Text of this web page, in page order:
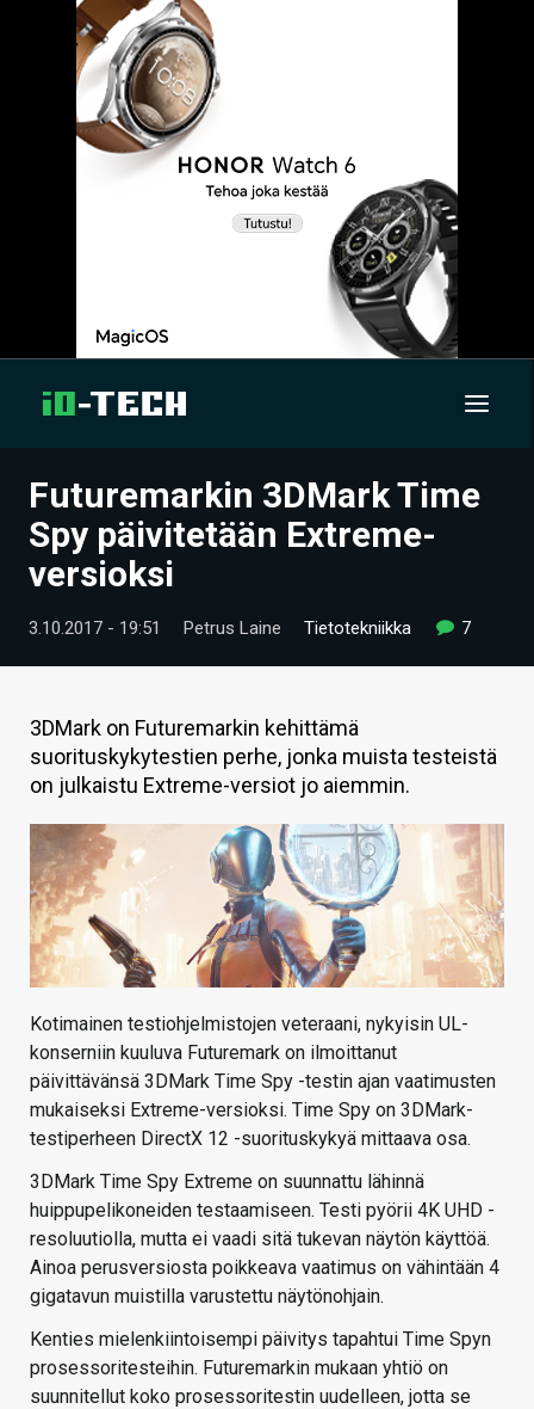
UUTISET
ARTIKKELIT
VIDEOT
TECHBBS
TIETOA
HINTA.FI
VAIHDA TEEMA
HAKU
Futuremarkin 3DMark Time
Spy päivitetään Extreme-
versioksi
3.10.2017 - 19:51 Petrus Laine Tietotekniikka 7
3DMark on Futuremarkin kehittämä
suorituskykytestien perhe, jonka muista testeistä
on julkaistu Extreme-versiot jo aiemmin.
Kotimainen testiohjelmistojen veteraani, nykyisin UL-
konserniin kuuluva Futuremark on ilmoittanut
päivittävänsä 3DMark Time Spy -testin ajan vaatimusten
mukaiseksi Extreme-versioksi. Time Spy on 3DMark-
testiperheen DirectX 12 -suorituskykyä mittaava osa.
3DMark Time Spy Extreme on suunnattu lähinnä
huippupelikoneiden testaamiseen. Testi pyörii 4K UHD -
resoluutiolla, mutta ei vaadi sitä tukevan näytön käyttöä.
Ainoa perusversiosta poikkeava vaatimus on vähintään 4
gigatavun muistilla varustettu näytönohjain.
Kenties mielenkiintoisempi päivitys tapahtui Time Spyn
prosessoritesteihin. Futuremarkin mukaan yhtiö on
suunnitellut koko prosessoritestin uudelleen, jotta se